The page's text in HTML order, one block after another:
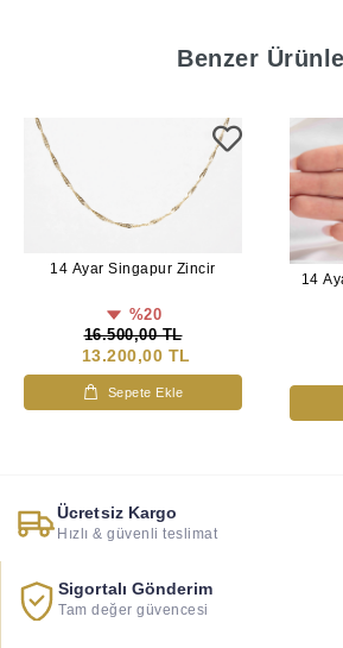
Benzer
14 Ayar Singapur Zincir
%20
16.500,00 TL
13.200,00 TL
Sepete Ekle
14
Ücretsiz Kargo
Hızlı & güvenli teslimat
Sigortalı Gönderim
Tam değer güvencesi